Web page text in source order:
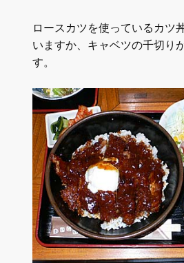
ロースカツを使っているカツ
いますか、キャベツの千切り
す。